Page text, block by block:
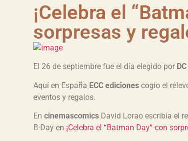
¡Celebra el
sorpresas y
El 26 de septiembre fue el día elegido por DC
Aquí en España ECC edicionescogio el
eventos y regalos.
En cinemascomicsDavid Lorao escribía el
B-Day en ¡Celebra el “Batman Day” con